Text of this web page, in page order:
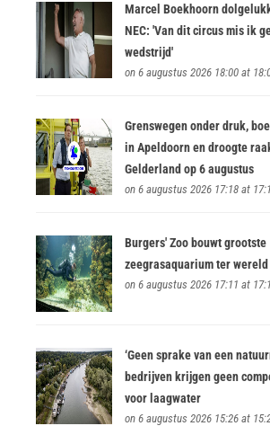
Marcel Boekhoorn
NEC: 'Van dit circus mis ik
wedstrijd'
on 6 augustus 2026 18:00 at
Grenswegen onder druk,
in Apeldoorn en droogte
Gelderland op 6 augustus
on 6 augustus 2026 17:18 at
Burgers' Zoo bouwt grootste
zeegrasaquarium ter wereld
on 6 augustus 2026 17:11 at
‘Geen sprake van een
bedrijven krijgen geen
voor laagwater
on 6 augustus 2026 15:26 at